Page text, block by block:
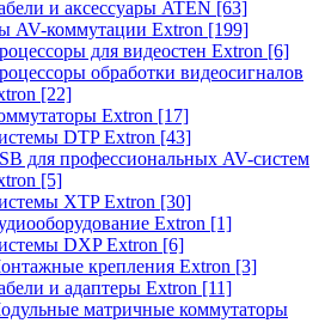
и аксессуары ATEN [63]
AV-коммутации Extron [199]
для видеостен Extron [6]
обработки видеосигналов
[22]
Extron [17]
DTP Extron [43]
для профессиональных AV-систем
[5]
XTP Extron [30]
Extron [1]
DXP Extron [6]
крепления Extron [3]
и адаптеры Extron [11]
матричные коммутаторы